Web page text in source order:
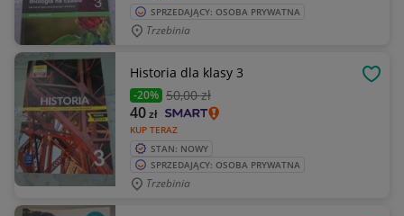
SPRZEDAJĄCY: OSOBA PRYWATNA
Trzebinia
Historia dla klasy 3
-20% 50,00 zł
KUP TERAZ
40zł
STAN: NOWY
SPRZEDAJĄCY: OSOBA PRYWATNA
Trzebinia